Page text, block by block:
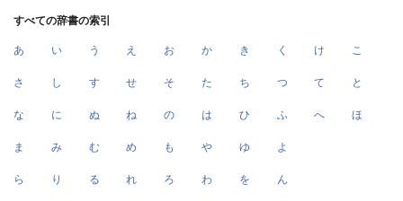
すべての辞書の索引
あ い う え お か き く け こ
さ し す せ そ た ち つ て と
な に ぬ ね の は ひ ふ へ ほ
ま み む め も や ゆ よ
ら り る れ ろ わ を ん